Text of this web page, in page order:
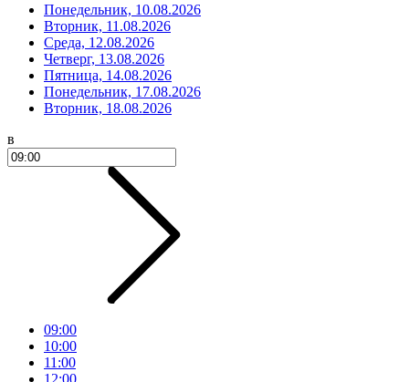
Понедельник, 10.08.2026
Вторник, 11.08.2026
Среда, 12.08.2026
Четверг, 13.08.2026
Пятница, 14.08.2026
Понедельник, 17.08.2026
Вторник, 18.08.2026
в
09:00
10:00
11:00
12:00